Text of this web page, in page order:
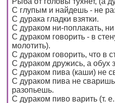
С глупым и найдешь - не
С дурака гладки взятки.
С дураком ни-поплакать,
С дураком говорить - в
молотить).
С дураком говорить, что в
С дураком дружись, а обух
С дураком пива (каши) не
С дураком пива не
разопьешь.
С дураком пиво варить (т.